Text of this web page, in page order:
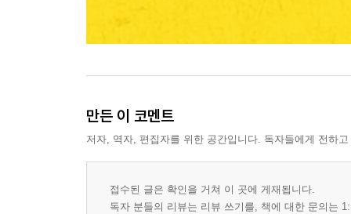
만든 이 코멘트
저자, 역자, 편집자를 위한 공간입니다. 독자들에게 전하
접수된 글은 확인을 거쳐 이 곳에 게재됩니다.
독자 분들의 리뷰는 리뷰 쓰기를, 책에 대한 문의는